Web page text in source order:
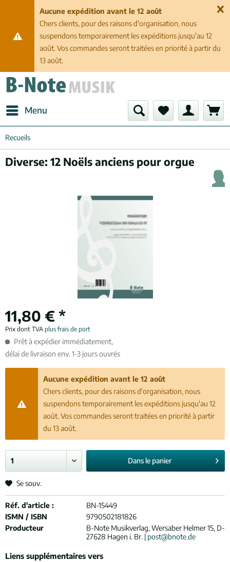
Aucune expédition avant le 12 août
Chers clients, pour des raisons d'organisation, nous
suspendons temporairement les expéditions jusqu'au 12
août. Vos commandes seront traitées en priorité à partir du
13 août.
Menu
Recueils
Diverse: 12 Noëls anciens pour orgue
11,80 € *
Prix dont TVA plus frais de port
Prêt à expédier immédiatement,
délai de livraison env. 1-3 jours ouvrés
Aucune expédition avant le 12 août
Chers clients, pour des raisons d'organisation, nous
suspendons temporairement les expéditions jusqu'au 12
août. Vos commandes seront traitées en priorité à partir
du 13 août.
Dans le panier
Se souv.
Réf. d'article :
BN-15449
ISMN / ISBN
9790502181826
Producteur
B-Note Musikverlag, Wersaber Helmer 15, D-
27628 Hagen i. Br. | post@bnote.de
Liens supplémentaires vers